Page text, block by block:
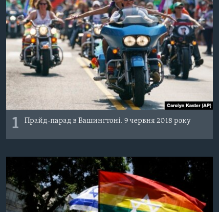
СУСПІЛЬСТВО
ЕКОНОМІКА
ІСТОРІЇ УСПІХУ УКРАЇНЦІВ
ТЕЛЕПРОГРАМИ
ЧАС-TIME
БРИФІНГ ГОЛОСУ АМЕРИКИ
СТУДІЯ ВАШИНГТОН
ВІКНО В АМЕРИКУ
ПРАЙМ-ТАЙМ
ПОГЛЯД З ВАШИНГТОНА
ENGLISH
Learning English
МИ В СОЦМЕРЕЖАХ
1 Прайд-парад в Вашингтоні. 9 червня 2018 року